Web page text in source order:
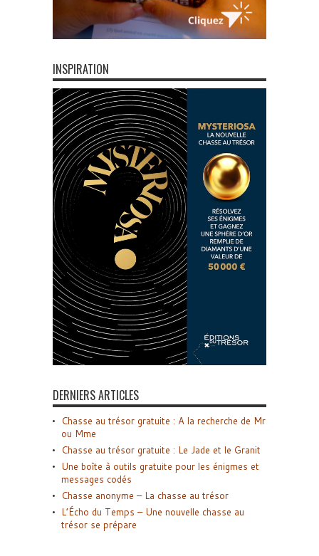
INSPIRATION
DERNIERS ARTICLES
Chasse au trésor gratuite : A la recherche de Mr
ou Mme
Chasse au trésor gratuite : Le Jade et le Granit
Une boîte à outils gratuite pour les énigmes et
messages codés
Chasse anonyme – La chasse au trésor
L’Écho du Temps – Une nouvelle chasse au
trésor se prépare